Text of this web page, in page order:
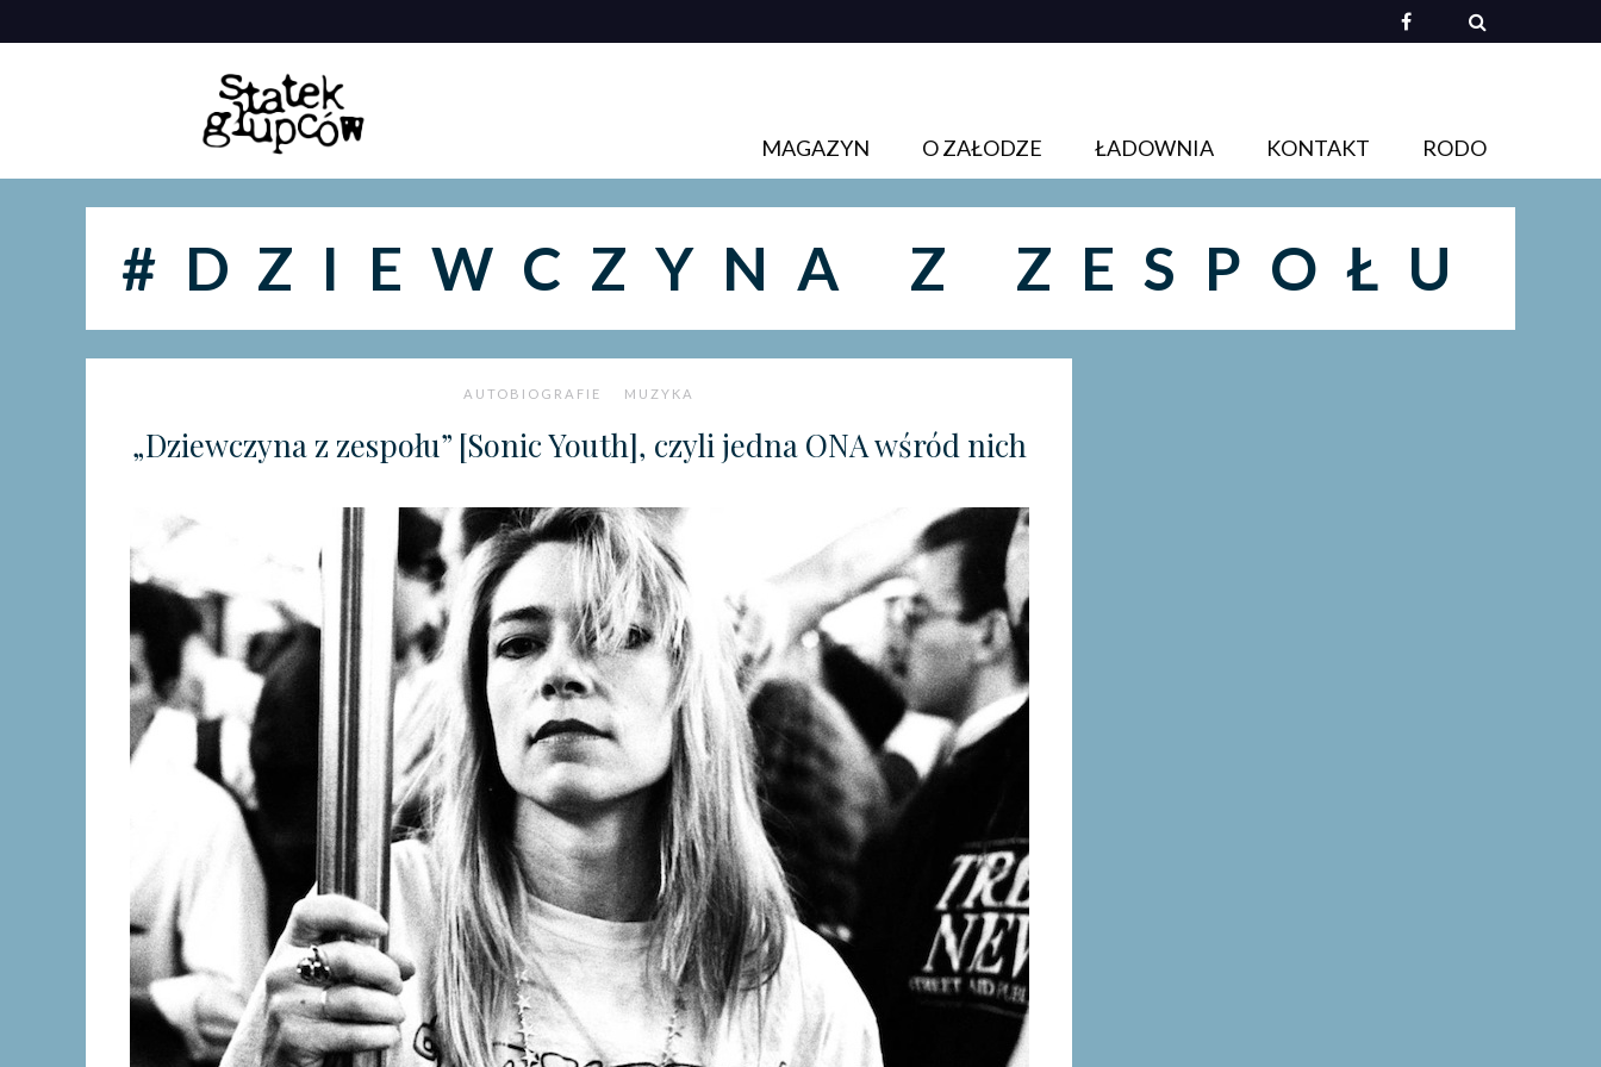
to
MAGAZYN O ZAŁODZE ŁADOWNIA KONTAKT RODO
#DZIEWCZYNA Z ZESPOŁU
AUTOBIOGRAFIE MUZYKA
„Dziewczyna z zespołu” [Sonic Youth], czyli jedna ONA wśród nich